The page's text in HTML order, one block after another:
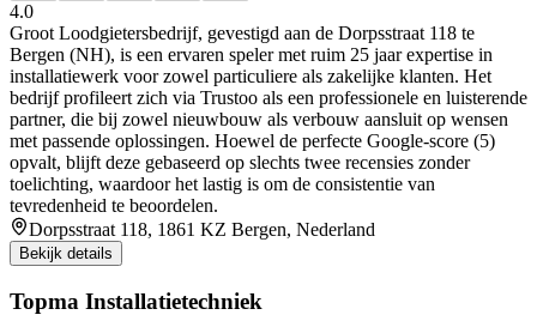
4.0
Groot Loodgietersbedrijf, gevestigd aan de Dorpsstraat 118 te
Bergen (NH), is een ervaren speler met ruim 25 jaar expertise in
installatiewerk voor zowel particuliere als zakelijke klanten. Het
bedrijf profileert zich via Trustoo als een professionele en luisterende
partner, die bij zowel nieuwbouw als verbouw aansluit op wensen
met passende oplossingen. Hoewel de perfecte Google-score (5)
opvalt, blijft deze gebaseerd op slechts twee recensies zonder
toelichting, waardoor het lastig is om de consistentie van
tevredenheid te beoordelen.
Dorpsstraat 118, 1861 KZ Bergen, Nederland
Bekijk details
Topma Installatietechniek